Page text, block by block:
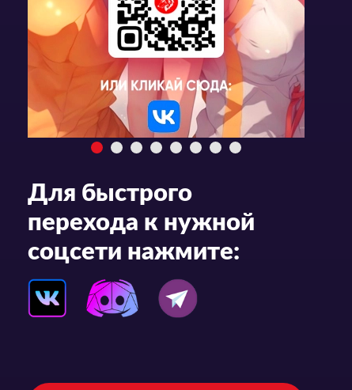
Для быстрого
перехода к нужной
соцсети нажмите: